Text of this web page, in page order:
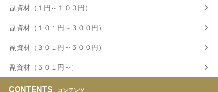
副資材（１円～１００円）
副資材（１０１円～３００円）
副資材（３０１円～５００円）
副資材（５０１円～）
CONTENTS コンテンツ